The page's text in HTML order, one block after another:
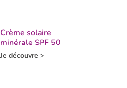
Crème solaire
minérale SPF 50
Je découvre >